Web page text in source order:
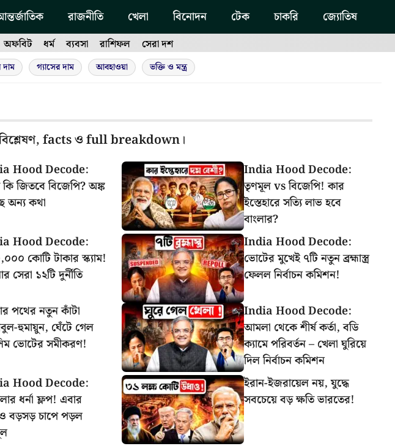
রাজনীতি খেলা বিনোদন টেক চাকরি জ্যোতিষ
অফবিট ধর্ম ব্যবসা রাশিফল সেরা দশ
গ্যাসের দাম আবহাওয়া ভক্তি ও মন্ত্র
facts ও full breakdown।
Hood Decode:
কি জিতবে বিজেপি? অঙ্ক
অন্য কথা
India Hood Decode:
তৃণমূল vs বিজেপি! কার
ইস্তেহারে সত্যি লাভ হবে
বাংলার?
Hood Decode:
কোটি টাকার স্ক্যাম!
সেরা ১২টি দুর্নীতি
India Hood Decode:
ভোটের মুখেই ৭টি নতুন ব্রহ্মাস্ত্র
ফেলল নির্বাচন কমিশন!
পথের নতুন কাঁটা
হুমায়ুন, ঘেঁটে গেল
ভোটের সমীকরণ!
India Hood Decode:
আমলা থেকে শীর্ষ কর্তা, বডি
ক্যামে পরিবর্তন – খেলা ঘুরিয়ে
দিল নির্বাচন কমিশন
Hood Decode:
ধর্না ফ্লপ! এবার
বড়সড় চাপে পড়ল
ইরান-ইজরায়েল নয়, যুদ্ধে
সবচেয়ে বড় ক্ষতি ভারতের!